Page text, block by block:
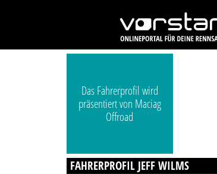
Das Fahrerprofil wird
präsentiert von Maciag
Offroad
FAHRERPROFIL JEFF WILMS